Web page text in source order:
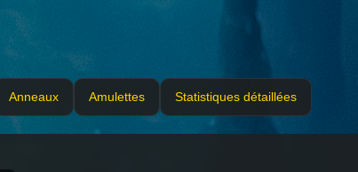
Anneaux Amulettes Statistiques détaillées